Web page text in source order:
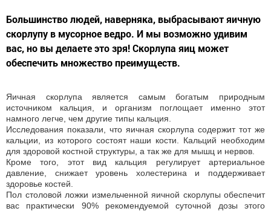
Большинство людей, наверняка, выбрасывают яичную
скорлупу в мусорное ведро. И мы возможно удивим
вас, но вы делаете это зря! Скорлупа яиц может
обеспечить множество преимуществ.
Яичная скорлупа является самым богатым природным
источником кальция, и организм поглощает именно этот
намного легче, чем другие типы кальция.
Исследования показали, что яичная скорлупа содержит тот же
кальции, из которого состоят наши кости. Кальций необходим
для здоровой костной структуры, а так же для мышц и нервов.
Кроме того, этот вид кальция регулирует артериальное
давление, снижает уровень холестерина и поддерживает
здоровье костей.
Пол столовой ложки измельченной яичной скорлупы обеспечит
вас практически 90% рекомендуемой суточной дозы этого